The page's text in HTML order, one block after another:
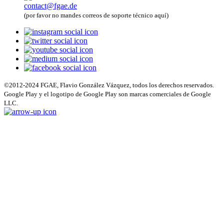
contact@fgae.de
(por favor no mandes correos de soporte técnico aquí)
©2012-2024 FGAE, Flavio González Vázquez, todos los derechos reservados.
Google Play y el logotipo de Google Play son marcas comerciales de Google
LLC.